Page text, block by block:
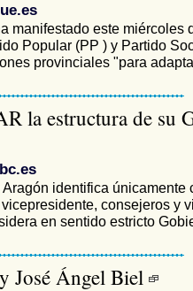
manifestado este miércoles
Popular (PP ) y Partido
provinciales "para
la estructura de su
identifica únicamente
consejeros y
en sentido estricto
José Ángel Biel